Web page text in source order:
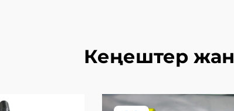
Кеңештер